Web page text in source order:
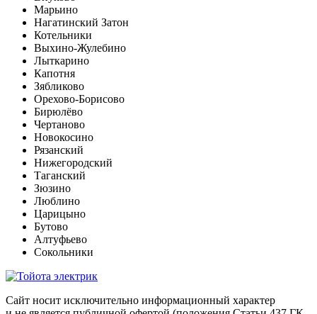
Марьино
Нагатинский Затон
Котельники
Выхино-Жулебино
Лыткарино
Капотня
Зябликово
Орехово-Борисово
Бирюлёво
Чертаново
Новокосино
Рязанский
Нижегородский
Таганский
Зюзино
Люблино
Царицыно
Бутово
Алтуфьево
Сокольники
Сайт носит исключительно информационный характер